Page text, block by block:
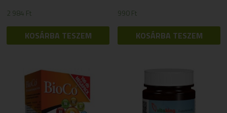
2 984 Ft
KOSÁRBA TESZEM
990Ft
KOSÁRBA TESZEM